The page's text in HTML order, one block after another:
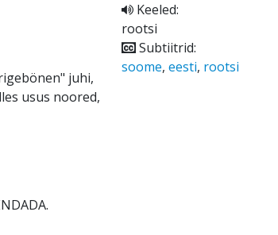
juhi,
usus noored,
Keeled:
rootsi
Subtiitrid:
soome, eesti, rootsi